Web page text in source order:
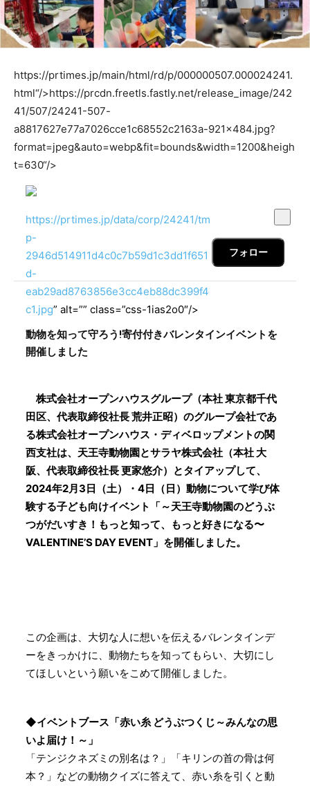
https://prtimes.jp/main/html/rd/p/000000507.000024241.
html“/>https://prcdn.freetls.fastly.net/release_image/242
41/507/24241-507-
a8817627e77a7026cce1c68552c2163a-921×484.jpg?
format=jpeg&auto=webp&fit=bounds&width=1200&heigh
t=630“/>
https://prtimes.jp/data/corp/24241/tm
p-
2946d514911d4c0c7b59d1c3dd1f651
d-
eab29ad8763856e3cc4eb88dc399f4
c1.jpg” alt=”” class=”css-1ias2o0″/>
フォロー
動物を知って守ろう!寄付付きバレンタインイベントを
開催しました
株式会社オープンハウスグループ（本社 東京都千代
田区、代表取締役社長 荒井正昭）のグループ会社であ
る株式会社オープンハウス・ディベロップメントの関
西支社は、天王寺動物園とサラヤ株式会社（本社 大
阪、代表取締役社長 更家悠介）とタイアップして、
2024年2月3日（土）・4日（日）動物について学び体
験する子ども向けイベント「～天王寺動物園のどうぶ
つがだいすき！もっと知って、もっと好きになる〜
VALENTINE’S DAY EVENT」を開催しました。
この企画は、大切な人に想いを伝えるバレンタインデ
ーをきっかけに、動物たちを知ってもらい、大切にし
てほしいという願いをこめて開催しました。
◆イベントブース「赤い糸 どうぶつくじ～みんなの思
いよ届け！～」
「テンジクネズミの別名は？」「キリンの首の骨は何
本？」などの動物クイズに答えて、赤い糸を引くと動